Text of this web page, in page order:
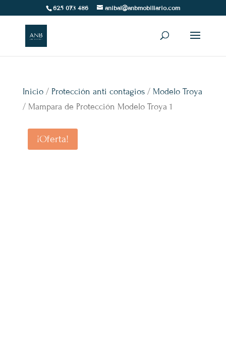
625 073 486 anibal@anbmobiliario.com
Inicio/ Protección anti contagios/ Modelo Troya
/ Mampara de Protección Modelo Troya 1
¡Oferta!